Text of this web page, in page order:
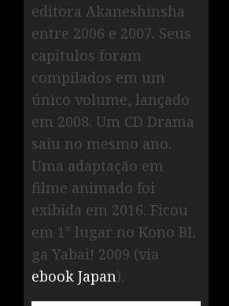
editora Akaneshinsha
entre 2006 e 2007. Seus
capítulos foram
compilados em um
único volume, lançado
em 2008. Um CD Drama
saiu no mesmo ano.
Uma adaptação em
filme animado foi
exibida em 2016. Ficou
em 1° lugar no Kono BL
ga Yabai! 2009 (via
ebook Japan).